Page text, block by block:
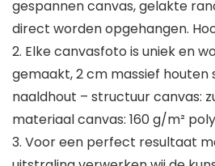
gespannen canvas, gelakte
direct worden opgehangen.
2. Elke canvasfoto is uniek en
gemaakt, 2 cm massief houten
naaldhout – structuur canvas:
materiaal canvas: 160 g/m²
3. Voor een perfect resultaat